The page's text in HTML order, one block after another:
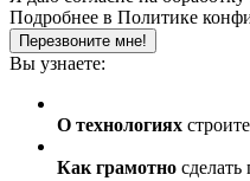
Подробнее в Политике
Перезвоните мне!
Вы узнаете:
О технологиях
Как грамотно